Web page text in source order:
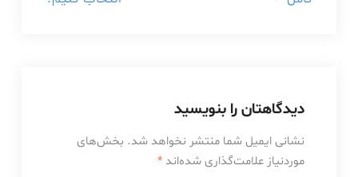
دیدگاهتان را بنویسید
نشانی ایمیل شما منتشر نخواهد شد. بخش‌های
موردنیاز علامت‌گذاری شده‌اند *